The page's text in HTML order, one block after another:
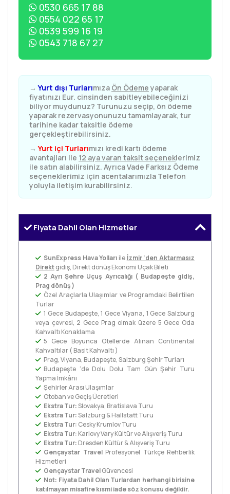
0530 665 17 88
0554 022 65 17
0539 599 16 19
0543 718 67 27
→Yurt dışı Turlarımıza Ön Ödeme yaparak
fiyatınızı Eur. cinsinden sabitleyebileceğinizi
biliyor muydunuz? Turunuzu seçip, ön ödeme
yaparak rezervasyonunuzu tamamlayarak, tur
tarihine kadar taksitle ödeme
gerçekleştirebilirsiniz.
→Yurt içi Turlarımızı kredi kartı ödeme
avantajları ile 12 aya varan taksit seçeneklerimiz
ile satın alabilirsiniz. Ayrıca Vade Farksız Ödeme
seçeneklerimiz için acentalarımızla Telefon
yoluyla iletişim kurabilirsiniz.
Fiyata Dahil Olan Hizmetler
SunExpress Hava Yolları ile İzmir ‘den Aktarmasız
Direktgidiş, Direkt dönüş Ekonomi Uçak Bileti
2 Ayrı Şehre Uçuş Ayrıcalığı ( Budapeşte gidiş,
Prag dönüş )
Özel Araçlarla Ulaşımlar ve Programdaki Belirtilen
Turlar
1 Gece Budapeşte, 1 Gece Viyana, 1 Gece Salzburg
veya çevresi, 2 Gece Prag olmak üzere 5 Gece Oda
Kahvaltı Konaklama
5 Gece Boyunca Otellerde Alınan Continental
Kahvaltılar ( Basit Kahvaltı )
Prag, Viyana, Budapeşte, Salzburg Şehir Turları
Budapeşte ‘de Dolu Dolu Tam Gün Şehir Turu
Yapma İmkânı
Şehirler Arası Ulaşımlar
Otoban ve Geçiş Ücretleri
Ekstra Tur:Slovakya, Bratislava Turu
Ekstra Tur:Salzburg & Hallstatt Turu
Ekstra Tur: Cesky Krumlov Turu
Ekstra Tur: Karlovy Vary Kültür ve Alışveriş Turu
Ekstra Tur: Dresden Kültür & Alışveriş Turu
Gençaystar TravelProfesyonel Türkçe Rehberlik
Hizmetleri
Gençaystar TravelGüvencesi
Not: Fiyata Dahil Olan Turlardan herhangi birisine
katılmayan misafire kısmi iade söz konusu değildir.